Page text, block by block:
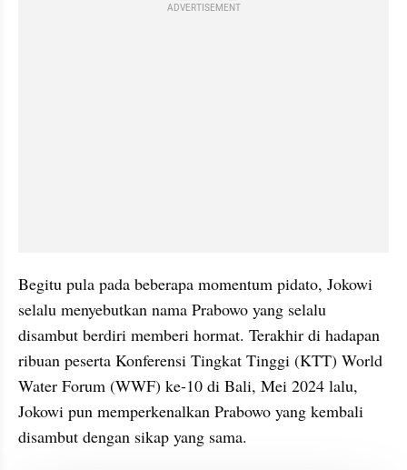
ADVERTISEMENT
Begitu pula pada beberapa momentum pidato, Jokowi
selalu menyebutkan nama Prabowo yang selalu
disambut berdiri memberi hormat. Terakhir di hadapan
ribuan peserta Konferensi Tingkat Tinggi (KTT) World
Water Forum (WWF) ke-10 di Bali, Mei 2024 lalu,
Jokowi pun memperkenalkan Prabowo yang kembali
disambut dengan sikap yang sama.